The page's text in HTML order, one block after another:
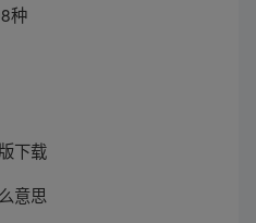
种
下载
意思